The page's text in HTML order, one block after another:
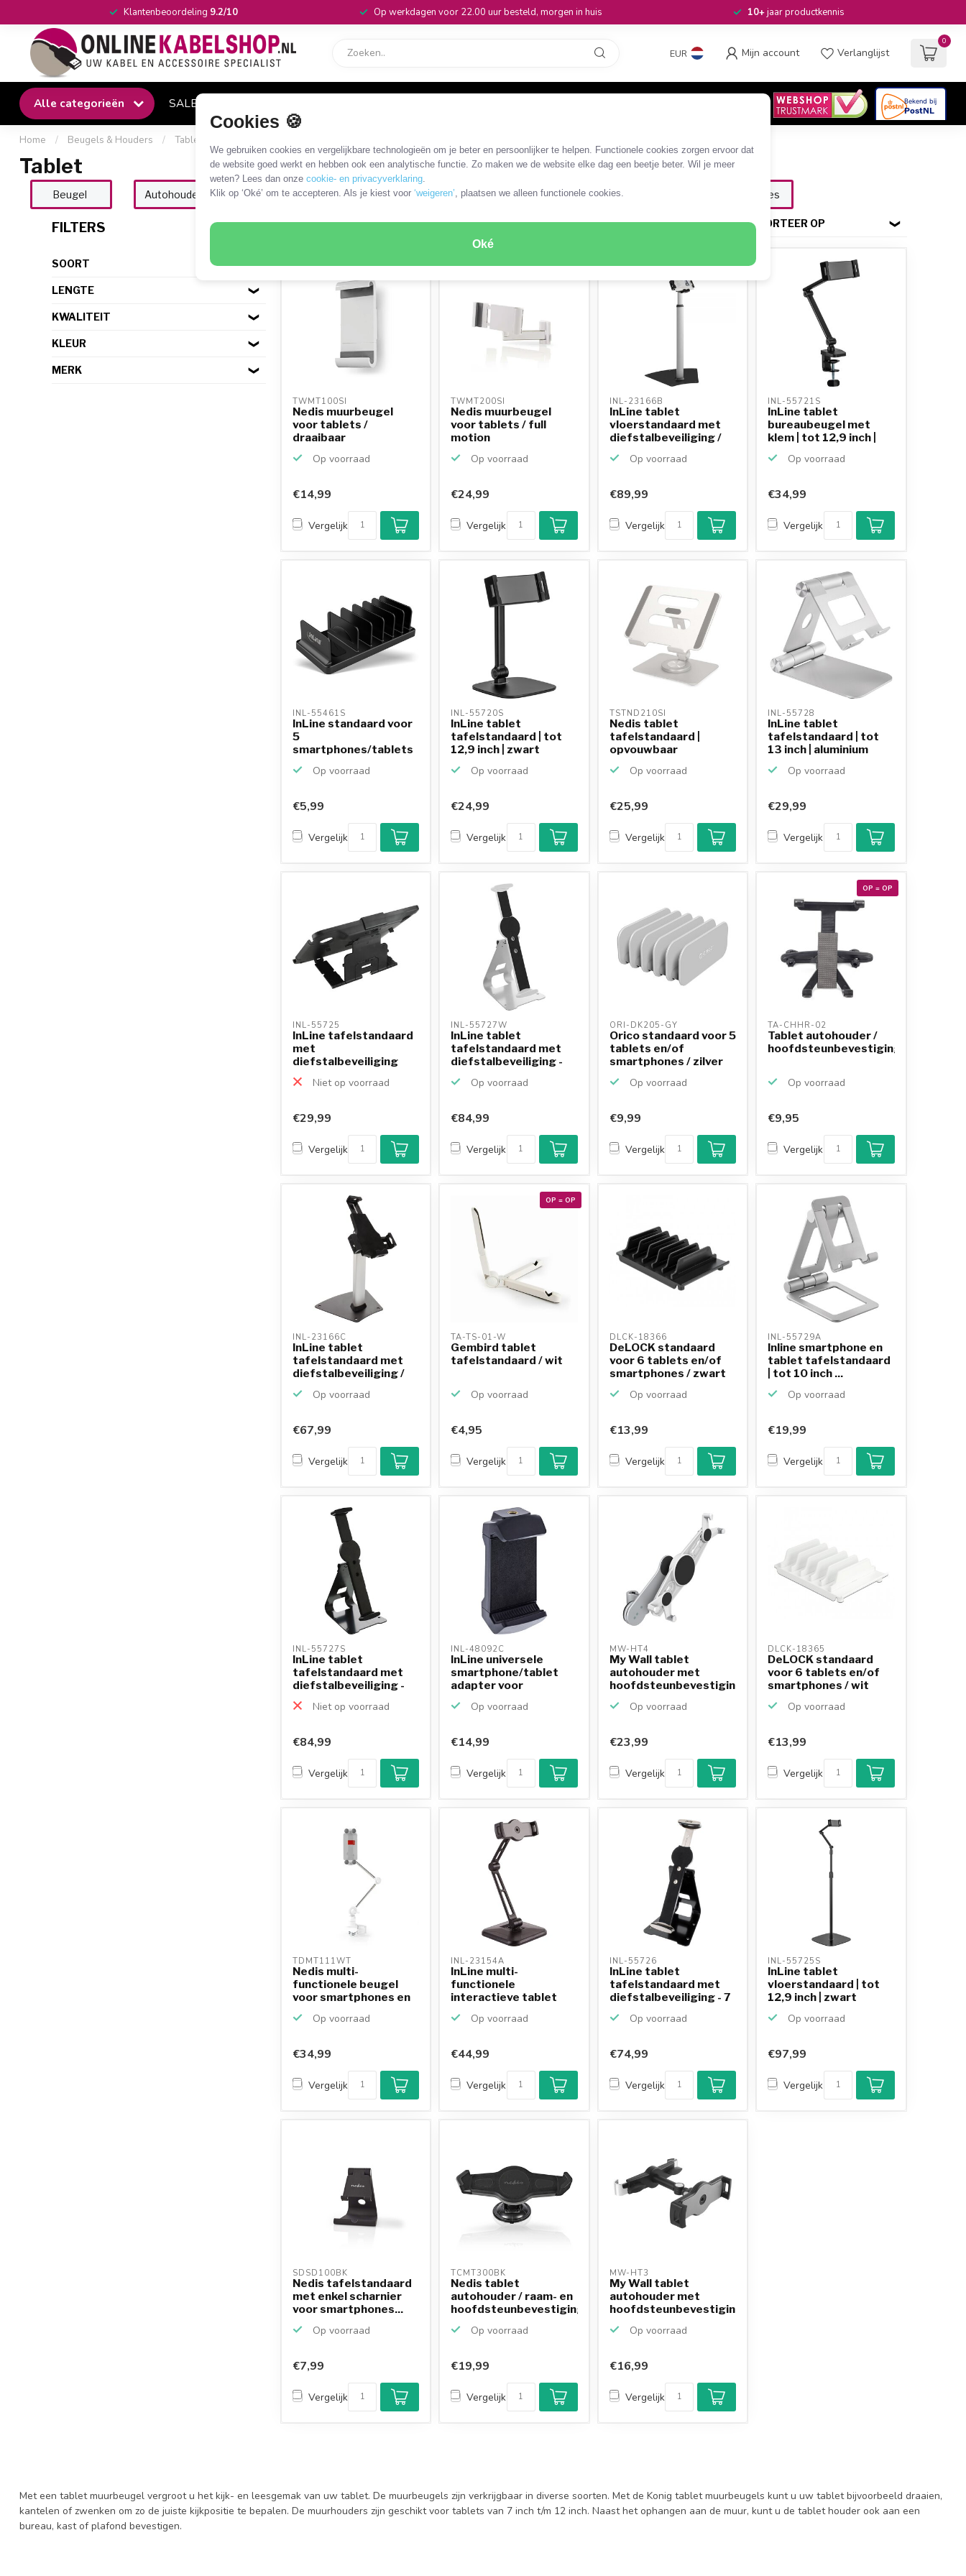
Cookies 🍪
We gebruiken cookies en vergelijkbare technologieën om je beter en persoonlijker te helpen. Functionele cookies zorgen ervoor dat
de website goed werkt en hebben ook een analytische functie. Zo maken we de website elke dag een beetje beter. Wil je meer
weten? Lees dan onze cookie- en privacyverklaring.
Klik op ‘Oké’ om te accepteren. Als je kiest voor ‘weigeren’, plaatsen we alleen functionele cookies.
Oké
Klantenbeoordeling 9.2/10 Op werkdagen voor 22.00 uur besteld, morgen in huis 10+jaar productkennis
EUR Mijn account Verlanglijst
0
Alle categorieën SALE
Home / Beugels & Houders / Tablet en smartphone
Tablet
Beugel Autohouder Tafelstandaard Vloerstandaard Stanghouder Statief Oplaadaccessoires
FILTERS
SOORT
LENGTE
KWALITEIT
KLEUR
MERK
27 PRODUCTEN SORTEER OP
MEEST VERKOCHT
TWMT100SI
Nedis muurbeugel
voor tablets /
draaibaar
Op voorraad
€14,99
Vergelijk
TWMT200SI
Nedis muurbeugel
voor tablets / full
motion
Op voorraad
€24,99
Vergelijk
INL-23166B
InLine tablet
vloerstandaard met
diefstalbeveiliging /
Op voorraad
€89,99
Vergelijk
INL-55721S
InLine tablet
bureaubeugel met
klem | tot 12,9 inch |
Op voorraad
€34,99
Vergelijk
INL-55461S
InLine standaard voor
5
smartphones/tablets
Op voorraad
€5,99
Vergelijk
INL-55720S
InLine tablet
tafelstandaard | tot
12,9 inch | zwart
Op voorraad
€24,99
Vergelijk
TSTND210SI
Nedis tablet
tafelstandaard |
opvouwbaar
Op voorraad
€25,99
Vergelijk
INL-55728
InLine tablet
tafelstandaard | tot
13 inch | aluminium
Op voorraad
€29,99
Vergelijk
INL-55725
InLine tafelstandaard
met
diefstalbeveiliging
Niet op voorraad
€29,99
Vergelijk
INL-55727W
InLine tablet
tafelstandaard met
diefstalbeveiliging -
Op voorraad
€84,99
Vergelijk
ORI-DK205-GY
Orico standaard voor 5
tablets en/of
smartphones / zilver
Op voorraad
€9,99
Vergelijk
OP = OP
TA-CHHR-02
Tablet autohouder /
hoofdsteunbevestiging
Op voorraad
Klantenbeoordeling
9,2/10
Achteraf betalen
mogelijk
€9,95
Vergelijk
INL-23166C
InLine tablet
tafelstandaard met
diefstalbeveiliging /
Op voorraad
€67,99
Vergelijk
OP = OP
TA-TS-01-W
Gembird tablet
tafelstandaard / wit
Op voorraad
€4,95
Vergelijk
DLCK-18366
DeLOCK standaard
voor 6 tablets en/of
smartphones / zwart
Op voorraad
€13,99
Vergelijk
INL-55729A
Inline smartphone en
tablet tafelstandaard
| tot 10 inch ...
Op voorraad
€19,99
Vergelijk
INL-55727S
InLine tablet
tafelstandaard met
diefstalbeveiliging -
Niet op voorraad
€84,99
Vergelijk
INL-48092C
InLine universele
smartphone/tablet
adapter voor
Op voorraad
€14,99
Vergelijk
MW-HT4
My Wall tablet
autohouder met
hoofdsteunbevestiging
Op voorraad
€23,99
Vergelijk
DLCK-18365
DeLOCK standaard
voor 6 tablets en/of
smartphones / wit
Op voorraad
€13,99
Vergelijk
TDMT111WT
Nedis multi-
functionele beugel
voor smartphones en
Op voorraad
€34,99
Vergelijk
INL-23154A
InLine multi-
functionele
interactieve tablet
Op voorraad
€44,99
Vergelijk
INL-55726
InLine tablet
tafelstandaard met
diefstalbeveiliging - 7
Op voorraad
€74,99
Vergelijk
INL-55725S
InLine tablet
vloerstandaard | tot
12,9 inch | zwart
Op voorraad
Klantenbeoordeling
9,2/10
Achteraf betalen
mogelijk
€97,99
Vergelijk
SDSD100BK
Nedis tafelstandaard
met enkel scharnier
voor smartphones...
Op voorraad
€7,99
Vergelijk
TCMT300BK
Nedis tablet
autohouder / raam- en
hoofdsteunbevestiging
Op voorraad
€19,99
Vergelijk
MW-HT3
My Wall tablet
autohouder met
hoofdsteunbevestiging
Op voorraad
€16,99
Vergelijk
Met een tablet muurbeugel vergroot u het kijk- en leesgemak van uw tablet. De muurbeugels zijn verkrijgbaar in diverse soorten. Met de Konig tablet muurbeugels kunt u uw tablet bijvoorbeeld draaien,
kantelen of zwenken om zo de juiste kijkpositie te bepalen. De muurhouders zijn geschikt voor tablets van 7 inch t/m 12 inch. Naast het ophangen aan de muur, kunt u de tablet houder ook aan een
bureau, kast of plafond bevestigen.